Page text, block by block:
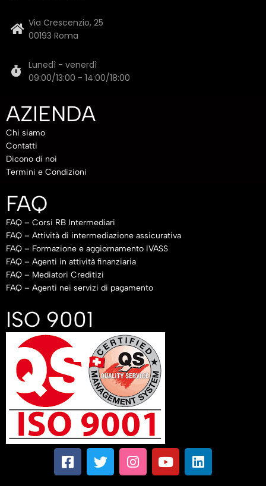
Via Crescenzio, 25
00193 Roma
Lunedì - venerdì
09:00/13:00 - 14:00/18:00
AZIENDA
Chi siamo
Contatti
Dicono di noi
Termini e Condizioni
FAQ
FAQ – Corsi RB Intermediari
FAQ – Attività di intermediazione assicurativa
FAQ – Formazione e aggiornamento IVASS
FAQ – Agenti in attività finanziaria
FAQ – Mediatori Creditizi
FAQ – Agenti nei servizi di pagamento
ISO 9001